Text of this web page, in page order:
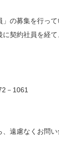
の募集を行って
契約社員を経て
－1061
遠慮なくお問い